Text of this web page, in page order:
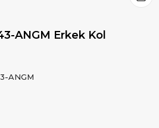
ANGM Erkek Kol
ANGM